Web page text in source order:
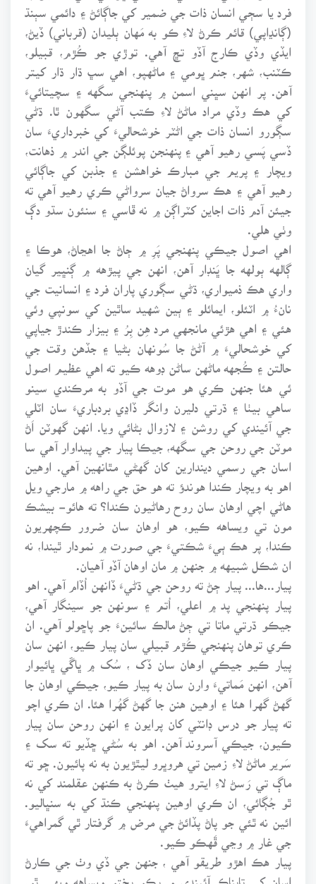
فرد يا سڄي انسان ذات جي ضمير کي جاڳائڻ ۽ دائمي سٻنڌ
(ڳانڍاپي) قائم ڪرڻ لاءِ ڪو به مَهان ٻليدان (قرباني) ڏيڻ،
ايڏي وڏي ڪارج آڏو تڇ آهي. توڙي جو ڪُڙم، قبيلو،
ڪٽنب، شهر، جنم ڀومي ۽ ماڻهپو، اهي سڀ ڌار ڌار کيتر
آهن. پر انهن سڀني اسمن ۾ پنهنجي سگهه ۽ سچيتائيءَ
کي هڪ وڏي مراد ماڻڻ لاءِ ڪتب آڻي سگهون ٿا. ڌڻي
سڳورو انسان ذات جي اڻٽر خوشحاليءَ کي خبرداريءَ سان
ڏسي پَسي رهيو آهي ۽ پنهنجن پوئلڳن جي اندر ۾ ذهانت،
ويچار ۽ پريم جي مبارڪ خواهشن ۽ جذبن کي جاڳائي
رهيو آهي ۽ هڪ سرواڻ جيان سرواڻي ڪري رهيو آهي ته
جيئن آدم ذات اجاين کٽراڳن ۾ نه ڦاسي ۽ سنئون سڌو دڳ
وٺي هلي.
اهي اصول جيڪي پنهنجي پَرِ ۾ ڄاڻ جا اهڃاڻ، هوڪا ۽
ڳالهه ٻولهه جا ڀَنڊار آهن، انهن جي پيڙهه ۾ ڳنڀير گيان
واري هڪ ذميواري، ڌڻي سڳوري پاران فرد ۽ انسانيت جي
نانءُ ۾ اٽئلو، ايمائلو ۽ ٻين شهيد ساٿين کي سونپي وئي
هئي ۽ اهي هڙئي مانجهي مرد هِن بِرُ ۽ بيزار ڪندڙ جياپي
کي خوشحاليءَ ۾ آڻڻ جا سُونهان بڻيا ۽ جڏهن وقت جي
حالتن ۽ ڪُجهه ماڻهن ساڻن ڊوهه ڪيو ته اهي عظيم اصول
ئي هئا جنهن ڪري هو موت جي آڏو به مرڪندي سينو
ساهي بيٺا ۽ ڌرتي دليرن وانگر ڏاڍي بردباريءَ سان اٽلي
جي آئيندي کي روشن ۽ لازوال بڻائي ويا. انهن گهوٽن اَڻ
موٽن جي روحن جي سگهه، جيڪا پيار جي پيداوار آهي سا
اسان جي رسمي ديندارين کان گهڻي مٿانهين آهي. اوهين
اهو به ويچار ڪندا هوندؤ ته هو حق جي راهه ۾ مارجي ويل
هاڻي اچي اوهان سان روح رهاڻيون ڪندا؟ ته هائو- بيشڪ
مون تي ويساهه ڪيو، هو اوهان سان ضرور ڪچهريون
ڪندا، پر هڪ ٻيءَ شڪتيءَ جي صورت ۾ نمودار ٿيندا، نه
ان شڪل شبيهه ۾ جنهن ۾ مان اوهان آڏو آهيان.
پيار...ها... پيار ڄڻ ته روحن جي ڌڻيءَ ڏانهن اُڏام آهي. اهو
پيار پنهنجي پد ۾ اعلي، اُتم ۽ سونهن جو سينگار آهي،
جيڪو ڌرتي ماتا تي ڄڻ مالڪ سائينءَ جو پاڇولو آهي. ان
ڪري توهان پنهنجي ڪُڙم قبيلي سان پيار ڪيو، انهن سان
پيار ڪيو جيڪي اوهان سان ڏک ، سُک ۾ ڀاڱي ڀائيوار
آهن، انهن مَماتيءَ وارن سان به پيار ڪيو، جيڪي اوهان جا
گهڻ گهرا هئا ۽ اوهين هنن جا گهڻ گهُرا هئا. ان ڪري اچو
ته پيار جو درس ڊانٽي کان پرايون ۽ انهن روحن سان پيار
ڪيون، جيڪي آسروند آهن. اهو به سُڻي ڇڏيو ته سک ۽
سَرير ماڻڻ لاءِ زمين تي هروڀرو ليٿڙيون به نه پائيون. ڇو ته
ماڳ تي رَسڻ لاءِ ايترو هيٺ ڪرڻ به ڪنهن عقلمند کي نه
ٿو جُڳائي، ان ڪري اوهين پنهنجي ڪنڌ کي به سنڀاليو.
ائين نه ٿئي جو پاڻ پڏائڻ جي مرض ۾ گرفتار ٿي گمراهيءَ
جي غار ۾ وڃي ڦَهڪو ڪيو.
پيار هڪ اهڙو طريقو آهي ، جنهن جي ڏي وٺ جي ڪارڻ
اسان کي تابناڪ آئيندي ۾ پڪو پختو ويساهه ويهي ٿو.